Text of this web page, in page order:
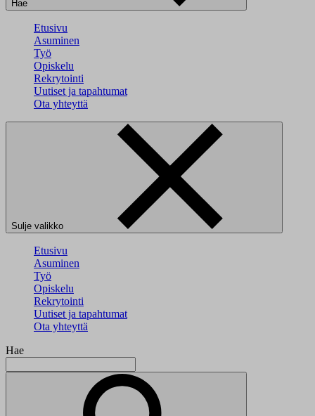
Hae
Etusivu
Asuminen
Työ
Opiskelu
Rekrytointi
Uutiset ja tapahtumat
Ota yhteyttä
Sulje valikko
Etusivu
Asuminen
Työ
Opiskelu
Rekrytointi
Uutiset ja tapahtumat
Ota yhteyttä
Hae